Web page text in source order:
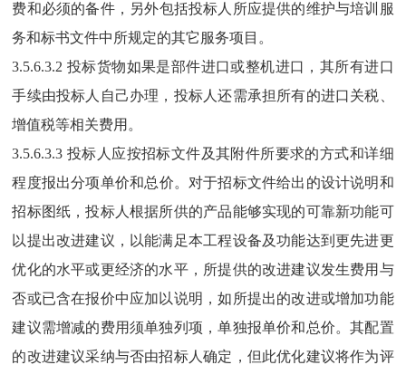
费和必须的备件，另外包括投标人所应提供的维护与培训服
务和标书文件中所规定的其它服务项目。
3.5.6.3.2 投标货物如果是部件进口或整机进口，其所有进口
手续由投标人自己办理，投标人还需承担所有的进口关税、
增值税等相关费用。
3.5.6.3.3 投标人应按招标文件及其附件所要求的方式和详细
程度报出分项单价和总价。 对于招标文件给出的设计说明和
招标图纸，投标人根据所供的产品能够实现的可靠新功能可
以提出改进建议，以能满足本工程设备及功能达到更先进更
优化的水平或更经济的水平，所提供的改进建议发生费用与
否或已含在报价中应加以说明，如所提出的改进或增加功能
建议需增减的费用须单独列项，单独报单价和总价。其配置
的改进建议采纳与否由招标人确定，但此优化建议将作为评